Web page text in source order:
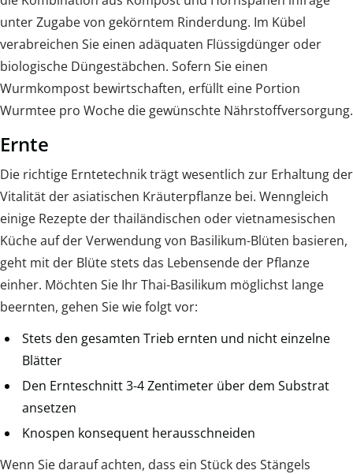
unter Zugabe von gekörntem Rinderdung. Im Kübel
verabreichen Sie einen adäquaten Flüssigdünger oder
biologische Düngestäbchen. Sofern Sie einen
Wurmkompost bewirtschaften, erfüllt eine Portion
Wurmtee pro Woche die gewünschte Nährstoffversorgung.
Ernte
Die richtige Erntetechnik trägt wesentlich zur Erhaltung der
Vitalität der asiatischen Kräuterpflanze bei. Wenngleich
einige Rezepte der thailändischen oder vietnamesischen
Küche auf der Verwendung von Basilikum-Blüten basieren,
geht mit der Blüte stets das Lebensende der Pflanze
einher. Möchten Sie Ihr Thai-Basilikum möglichst lange
beernten, gehen Sie wie folgt vor:
Stets den gesamten Trieb ernten und nicht einzelne
Blätter
Den Ernteschnitt 3-4 Zentimeter über dem Substrat
ansetzen
Knospen konsequent herausschneiden
Wenn Sie darauf achten, dass ein Stück des Stängels